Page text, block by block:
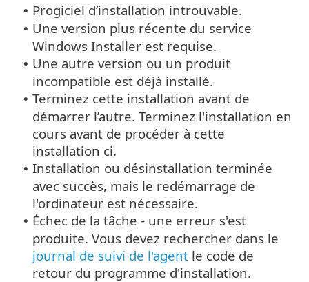
• Progiciel d’installation introuvable.
• Une version plus récente du service
Windows Installer est requise.
• Une autre version ou un produit
incompatible est déjà installé.
• Terminez cette installation avant de
démarrer l’autre. Terminez l'installation en
cours avant de procéder à cette
installation ci.
• Installation ou désinstallation terminée
avec succès, mais le redémarrage de
l'ordinateur est nécessaire.
• Échec de la tâche - une erreur s'est
produite. Vous devez rechercher dans le
journal de suivi de l'agent le code de
retour du programme d'installation.